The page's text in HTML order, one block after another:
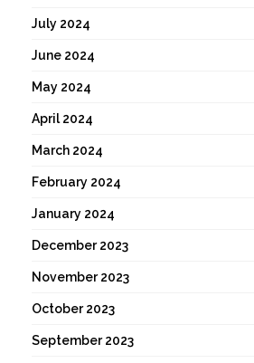
July 2024
June 2024
May 2024
April 2024
March 2024
February 2024
January 2024
December 2023
November 2023
October 2023
September 2023